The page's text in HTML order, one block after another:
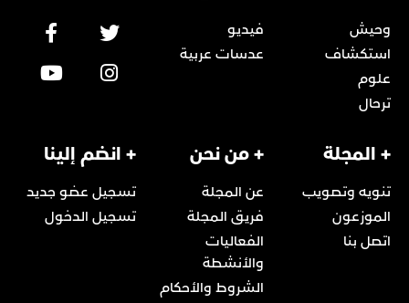
وحيش
استكشاف
علوم
ترحال
فيديو
عدسات عربية
+ المجلة
تنويه وتصويب
الموزعون
اتصل بنا
+ من نحن
عن المجلة
فريق المجلة
الفعاليات
والأنشطة
الشروط والأحكام
+ انضم إلينا
تسجيل عضو جديد
تسجيل الدخول